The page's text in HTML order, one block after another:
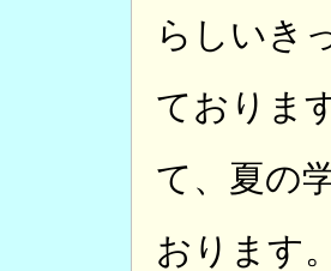
らしいき
ておりま
て、夏の
おります